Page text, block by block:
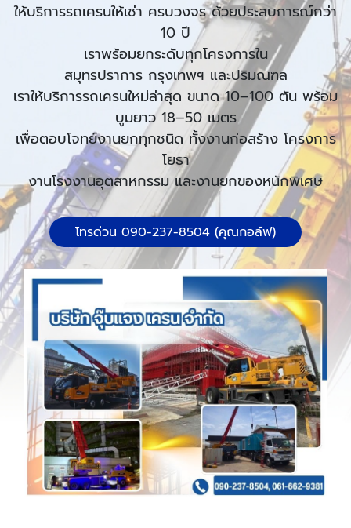
ให้บริการรถเครนให้เช่า ครบวงจร ด้วยประสบการณ์กว่า
10 ปี
เราพร้อมยกระดับทุกโครงการใน
สมุทรปราการ กรุงเทพฯ และปริมณฑล
เราให้บริการรถเครนใหม่ล่าสุด ขนาด 10–100 ตัน พร้อม
บูมยาว 18–50 เมตร
เพื่อตอบโจทย์งานยกทุกชนิด ทั้งงานก่อสร้าง โครงการ
โยธา
งานโรงงานอุตสาหกรรม และงานยกของหนักพิเศษ
โทรด่วน 090-237-8504 (คุณกอล์ฟ)